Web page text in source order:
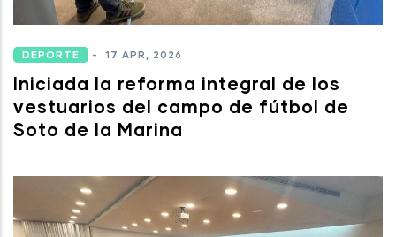
DEPORTE - 17 APR, 2026
Iniciada la reforma integral de los
vestuarios del campo de fútbol de
Soto de la Marina